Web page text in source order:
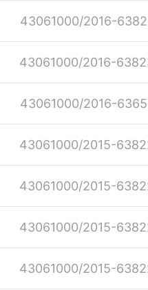
43061000/2016-
43061000/2016-
43061000/2016-
43061000/2015-
43061000/2015-
43061000/2015-
43061000/2015-